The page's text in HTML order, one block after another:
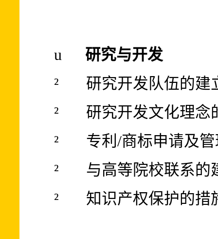
u
研究与开发
²
研究开发队伍的建
²
研究开发文化理念
²
专利 /商标申请及
²
与高等院校联系的
²
知识产权保护的措